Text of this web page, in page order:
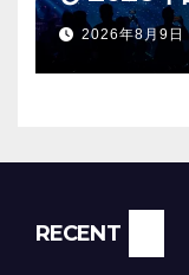
（IDA）
2026年8月9日
RECENT